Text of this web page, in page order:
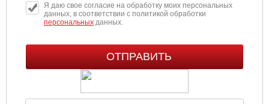
Я даю свое согласие на обработку моих персональных
данных, в соответствии с политикой обработки
персональныхданных.